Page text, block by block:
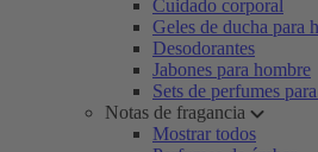
Cuidado corporal
Geles de ducha para
Desodorantes
Jabones para hombre
Sets de perfumes
Notas de fragancia
Mostrar todos